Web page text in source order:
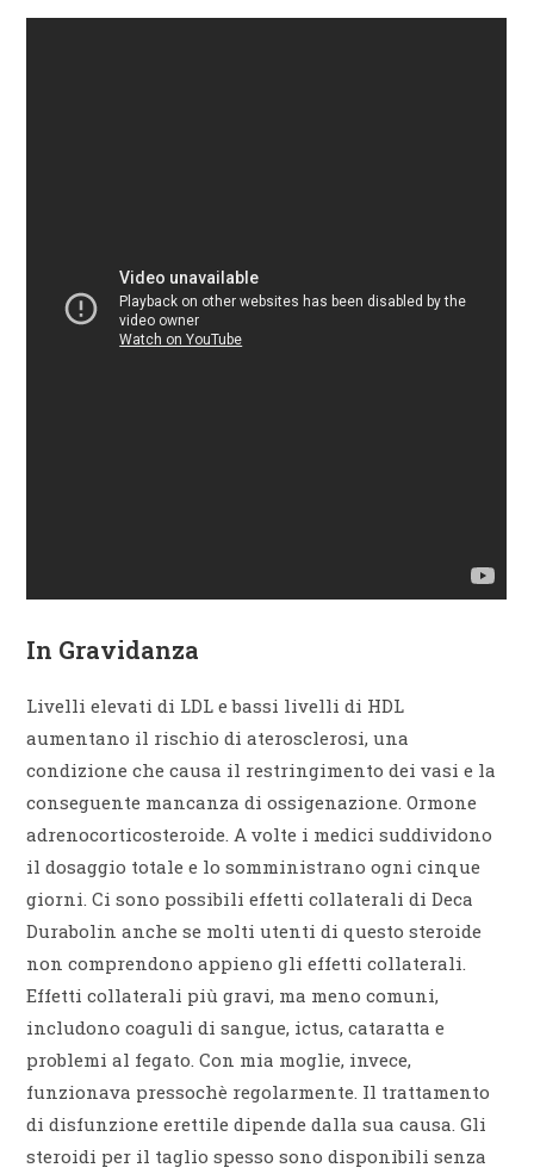
In Gravidanza
Livelli elevati di LDL e bassi livelli di HDL
aumentano il rischio di aterosclerosi, una
condizione che causa il restringimento dei vasi e la
conseguente mancanza di ossigenazione. Ormone
adrenocorticosteroide. A volte i medici suddividono
il dosaggio totale e lo somministrano ogni cinque
giorni. Ci sono possibili effetti collaterali di Deca
Durabolin anche se molti utenti di questo steroide
non comprendono appieno gli effetti collaterali.
Effetti collaterali più gravi, ma meno comuni,
includono coaguli di sangue, ictus, cataratta e
problemi al fegato. Con mia moglie, invece,
funzionava pressochè regolarmente. Il trattamento
di disfunzione erettile dipende dalla sua causa. Gli
steroidi per il taglio spesso sono disponibili senza